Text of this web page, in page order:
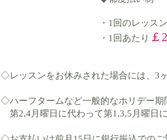
・1回のレッス
・1回あたり ￡
◇レッスンをお休みされた場合には、3
◇ハーフタームなど一般的なホリデー期
第2,4月曜日に代わって第1,3,5月曜日